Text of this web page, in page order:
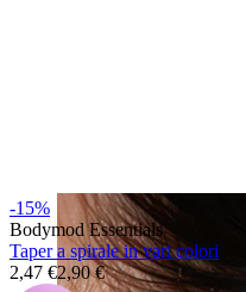
-15%
Bodymod Essentials
Taper a spirale in vari colori
2,47 €2,90 €